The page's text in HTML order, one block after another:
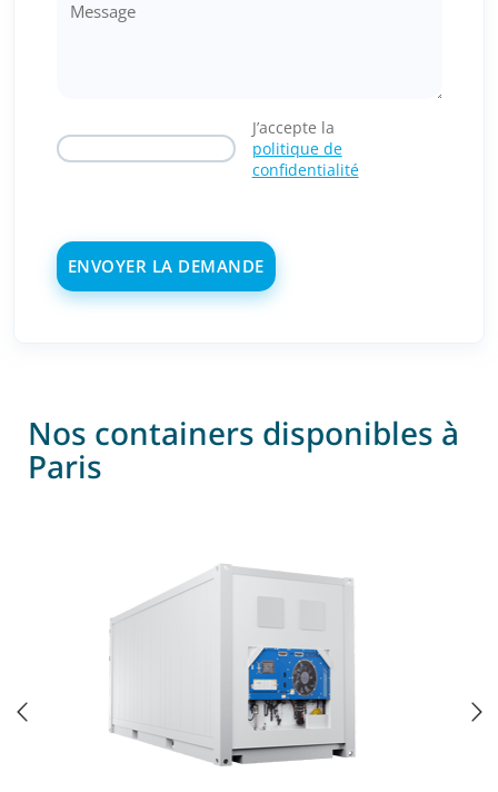
Nos containers disponibles à
Paris
J’accepte la
politique de
confidentialité